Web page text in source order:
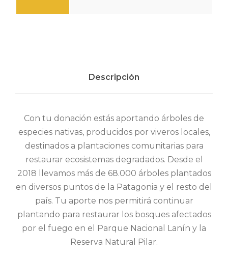
Descripción
Con tu donación estás aportando árboles de
especies nativas, producidos por viveros locales,
destinados a plantaciones comunitarias para
restaurar ecosistemas degradados. Desde el
2018 llevamos más de 68.000 árboles plantados
en diversos puntos de la Patagonia y el resto del
país. Tu aporte nos permitirá continuar
plantando para restaurar los bosques afectados
por el fuego en el Parque Nacional Lanín y la
Reserva Natural Pilar.